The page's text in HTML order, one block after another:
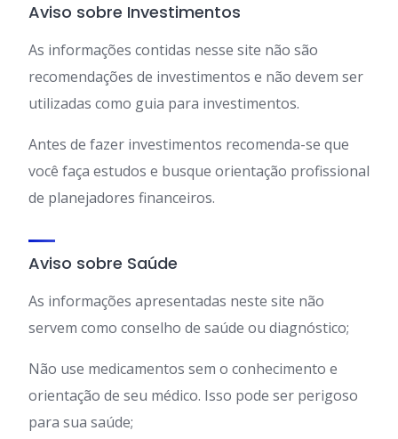
Aviso sobre Investimentos
As informações contidas nesse site não são
recomendações de investimentos e não devem ser
utilizadas como guia para investimentos.
Antes de fazer investimentos recomenda-se que
você faça estudos e busque orientação profissional
de planejadores financeiros.
Aviso sobre Saúde
As informações apresentadas neste site não
servem como conselho de saúde ou diagnóstico;
Não use medicamentos sem o conhecimento e
orientação de seu médico. Isso pode ser perigoso
para sua saúde;